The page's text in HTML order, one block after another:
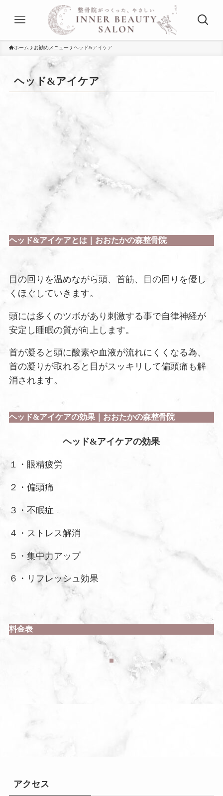
ホーム お勧めメニュー ヘッド&アイケア
ヘッド&アイケア
ヘッド&アイケアとは｜おおたかの森整骨院
目の回りを温めながら頭、首筋、目の回りを優し
くほぐしていきます。
頭には多くのツボがあり刺激する事で自律神経が
安定し睡眠の質が向上します。
首が凝ると頭に酸素や血液が流れにくくなる為、
首の凝りが取れると目がスッキリして偏頭痛も解
消されます。
ヘッド&アイケアの効果｜おおたかの森整骨院
ヘッド&アイケアの効果
１・眼精疲労
２・偏頭痛
３・不眠症
４・ストレス解消
５・集中力アップ
６・リフレッシュ効果
料金表
アクセス